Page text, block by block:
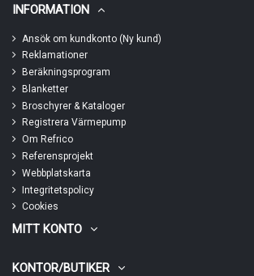
INFORMATION
Ansök om kundkonto (Ny kund)
Reklamationer
Beräkningsprogram
Blanketter
Broschyrer & Kataloger
Registrera Värmepump
Om Refrico
Referensprojekt
Webbplatskarta
Integritetspolicy
Cookies
MITT KONTO
KONTOR/BUTIKER